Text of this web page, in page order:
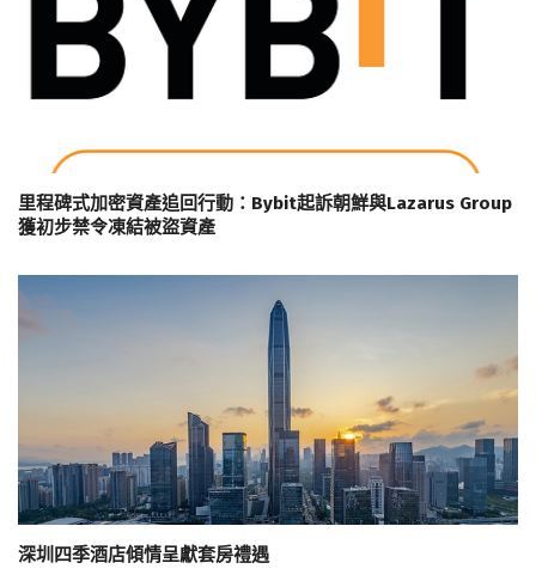
里程碑式加密資產追回行動：Bybit起訴朝鮮與Lazarus Group
獲初步禁令凍結被盜資產
深圳四季酒店傾情呈獻套房禮遇